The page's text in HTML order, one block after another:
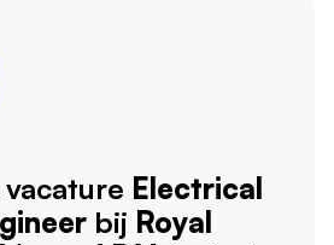
vacature Electrical
bij Royal